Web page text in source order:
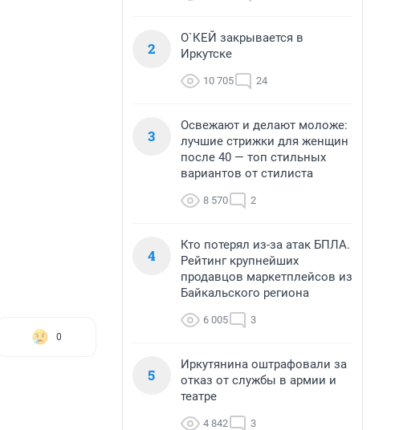
0
2
О`КЕЙ закрывается в
Иркутске
10 705 24
3
Освежают и делают моложе:
лучшие стрижки для женщин
после 40 — топ стильных
вариантов от стилиста
8 570 2
4
Кто потерял из-за атак БПЛА.
Рейтинг крупнейших
продавцов маркетплейсов из
Байкальского региона
6 005 3
5
Иркутянина оштрафовали за
отказ от службы в армии и
театре
4 842 3